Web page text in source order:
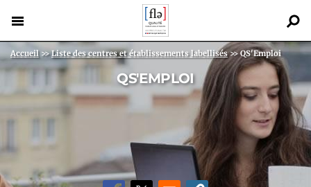
au
contenu
principal
Fil d'Ariane
Accueil >> Liste des centres et établissements labellisés >> QS'Emploi
Back
to
QS'EMPLOI